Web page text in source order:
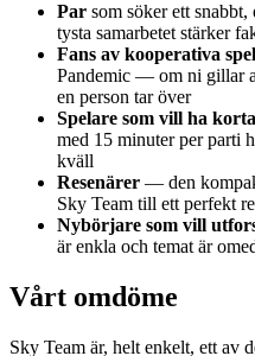
Par som söker ett
tysta samarbetet stärker
Fans av kooperativa spel
Pandemic — om ni gillar
en person tar över
Spelare som vill ha
med 15 minuter per parti
kväll
Resenärer — den
Sky Team till ett perfekt
Nybörjare som vill
är enkla och temat är
Vårt omdöme
Sky Team är, helt enkelt, ett av